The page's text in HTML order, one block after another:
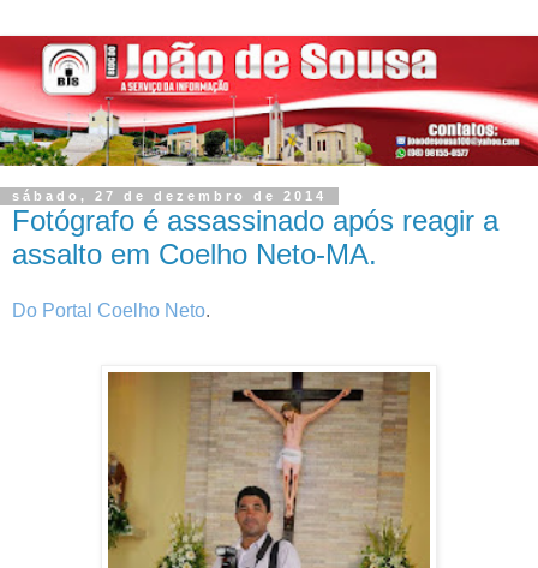
sábado, 27 de dezembro de 2014
Fotógrafo é assassinado após reagir a
assalto em Coelho Neto-MA.
Do Portal Coelho Neto.